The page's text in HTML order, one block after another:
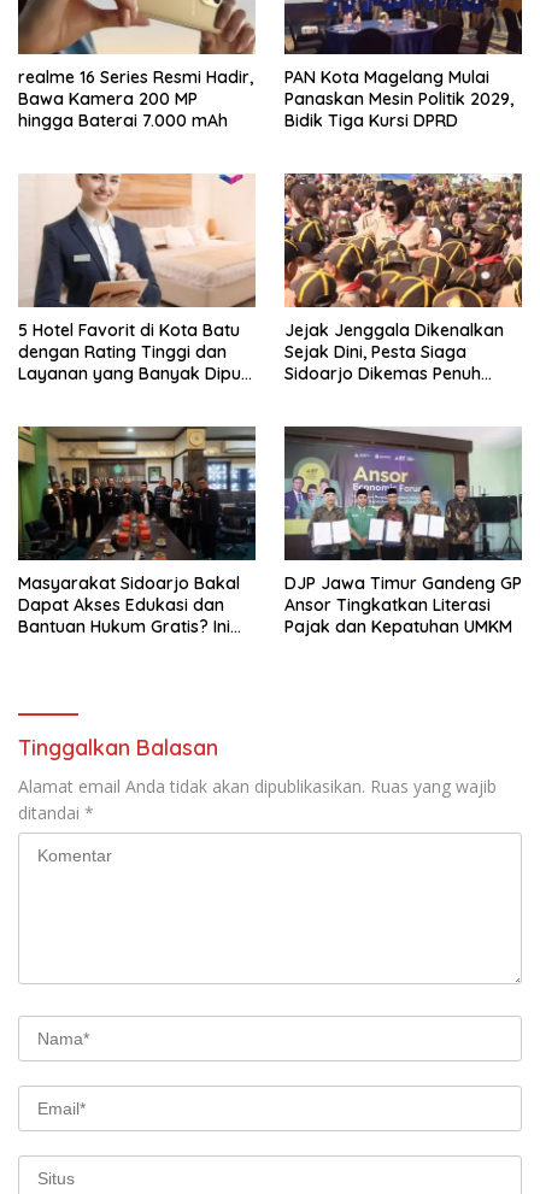
realme 16 Series Resmi Hadir,
Bawa Kamera 200 MP
hingga Baterai 7.000 mAh
PAN Kota Magelang Mulai
Panaskan Mesin Politik 2029,
Bidik Tiga Kursi DPRD
5 Hotel Favorit di Kota Batu
dengan Rating Tinggi dan
Layanan yang Banyak Dipuji
Jejak Jenggala Dikenalkan
Sejak Dini, Pesta Siaga
Sidoarjo Dikemas Penuh
Masyarakat Sidoarjo Bakal
Dapat Akses Edukasi dan
Bantuan Hukum Gratis? Ini
DJP Jawa Timur Gandeng GP
Ansor Tingkatkan Literasi
Pajak dan Kepatuhan UMKM
Tinggalkan Balasan
Alamat email Anda tidak akan dipublikasikan. Ruas yang wajib
ditandai *